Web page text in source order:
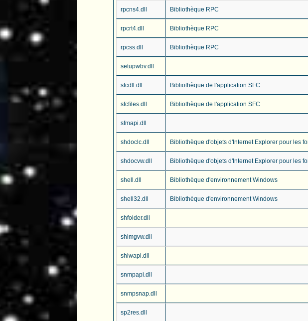
rpcns4.dll Bibliothèque RPC
rpcrt4.dll Bibliothèque RPC
rpcss.dll Bibliothèque RPC
setupwbv.dll
sfcdll.dll Bibliothèque de l'application SFC
sfcfiles.dll Bibliothèque de l'application SFC
sfmapi.dll
shdoclc.dll Bibliothèque d'objets d'Internet Explorer pour les
shdocvw.dll Bibliothèque d'objets d'Internet Explorer pour les
shell.dll Bibliothèque d'environnement Windows
shell32.dll Bibliothèque d'environnement Windows
shfolder.dll
shimgvw.dll
shlwapi.dll
snmpapi.dll
snmpsnap.dll
sp2res.dll